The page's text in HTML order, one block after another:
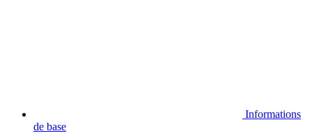
Informations
de base